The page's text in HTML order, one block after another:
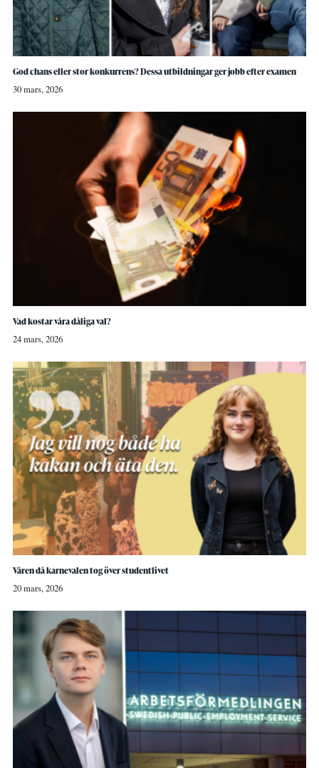
God chans eller stor konkurrens? Dessa utbildningar ger jobb efter examen
30 mars, 2026
Vad kostar våra dåliga val?
24 mars, 2026
Våren då karnevalen tog över studentlivet
20 mars, 2026